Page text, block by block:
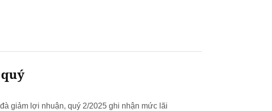
giảm lợi nhuận, quý 2/2025 ghi nhận mức lãi